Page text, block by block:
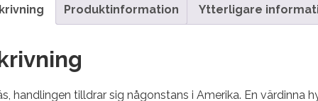
Produktinformation Ytterligare
handlingen tilldrar sig någonstans i Amerika. En värdinna